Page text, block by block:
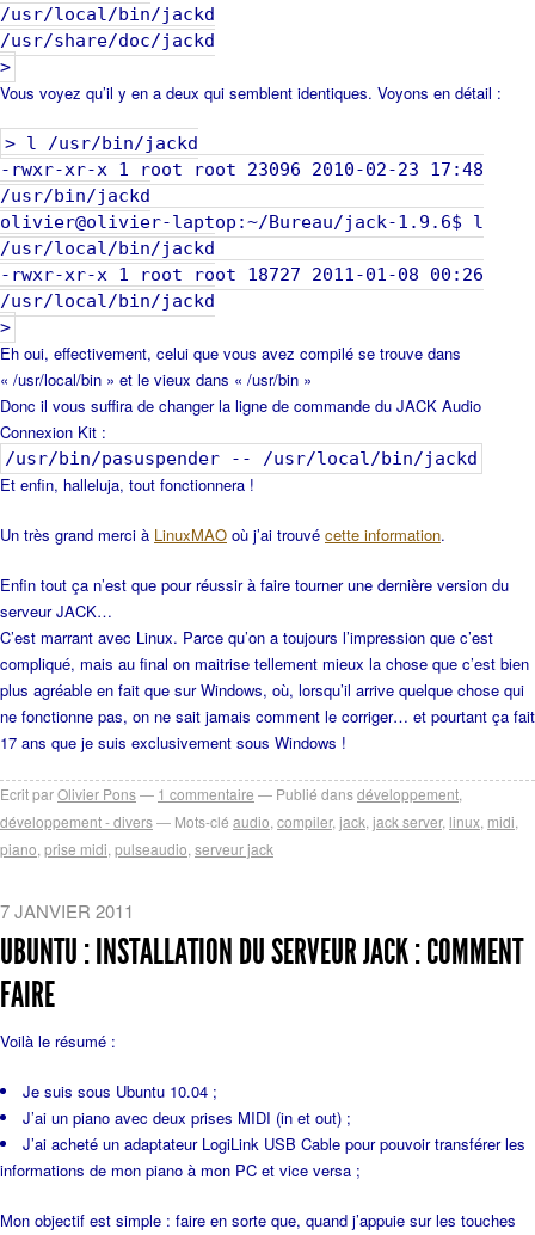
/usr/local/bin/jackd
/usr/share/doc/jackd
>
Vous voyez qu’il y en a deux qui semblent identiques. Voyons en détail :
> l /usr/bin/jackd
-rwxr-xr-x 1 root root 23096 2010-02-23 17:48
/usr/bin/jackd
olivier@olivier-laptop:~/Bureau/jack-1.9.6$ l
/usr/local/bin/jackd
-rwxr-xr-x 1 root root 18727 2011-01-08 00:26
/usr/local/bin/jackd
>
Eh oui, effectivement, celui que vous avez compilé se trouve dans
« /usr/local/bin » et le vieux dans « /usr/bin »
Donc il vous suffira de changer la ligne de commande du JACK Audio
Connexion Kit :
/usr/bin/pasuspender -- /usr/local/bin/jackd
Et enfin, halleluja, tout fonctionnera !
Un très grand merci à LinuxMAO où j’ai trouvé cette information.
Enfin tout ça n’est que pour réussir à faire tourner une dernière version du
serveur JACK…
C’est marrant avec Linux. Parce qu’on a toujours l’impression que c’est
compliqué, mais au final on maitrise tellement mieux la chose que c’est bien
plus agréable en fait que sur Windows, où, lorsqu’il arrive quelque chose qui
ne fonctionne pas, on ne sait jamais comment le corriger… et pourtant ça fait
17 ans que je suis exclusivement sous Windows !
Ecrit parOlivier Pons 1 commentaire Publié dansdéveloppement
développement - divers
Mots-clé audio compiler, jack jack server, linux midi
piano prise midi pulseaudio serveur jack
7 JANVIER 2011
UBUNTU : INSTALLATION DU SERVEUR JACK : COMMENT
FAIRE
Voilà le résumé :
Je suis sous Ubuntu 10.04 ;
J’ai un piano avec deux prises MIDI (in et out) ;
J’ai acheté un adaptateur LogiLink USB Cable pour pouvoir transférer les
informations de mon piano à mon PC et vice versa ;
Mon objectif est simple : faire en sorte que, quand j’appuie sur les touches